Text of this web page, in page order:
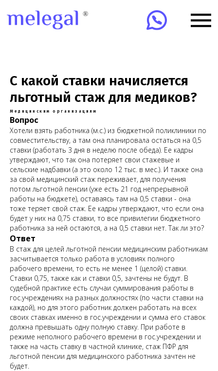
С какой ставки начисляется
льготный стаж для медиков?
Медицинским организациям
Вопрос
Хотели взять работника (м.с.) из бюджетной поликлиники по
совместительству, а там она планировала остаться на 0,5
ставки (работать 3 дня в неделю после обеда). Ее кадры
утверждают, что так она потеряет свои стажевые и
сельские надбавки (а это около 12 тыс. в мес.). И также она
за свой медицинский стаж переживает, для получения
потом льготной пенсии (уже есть 21 год непрерывной
работы на бюджете), оставаясь там на 0,5 ставки - она
тоже теряет свой стаж. Ее кадры утверждают, что если она
будет у них на 0,75 ставки, то все привилегии бюджетного
работника за ней остаются, а на 0,5 ставки нет. Так ли это?
Ответ
В стаж для целей льготной пенсии медицинским работникам
засчитывается только работа в условиях полного
рабочего времени, то есть не менее 1 (целой) ставки.
Ставки 0,75, также как и ставки 0,5, зачтены не будут. В
судебной практике есть случаи суммирования работы в
гос.учреждениях на разных должностях (по части ставки на
каждой), но для этого работник должен работать на всех
своих ставках именно в гос.учреждении и сумма его ставок
должна превышать одну полную ставку. При работе в
режиме неполного рабочего времени в гос.учреждении и
также на часть ставку в частной клинике, стаж ПФР для
льготной пенсии для медицинского работника зачтен не
будет.
Свяжитесь с нами по телефону или просто
оставьте заявку — мы перезвоним вам в
ближайшее время
Запишитесь
на консультацию